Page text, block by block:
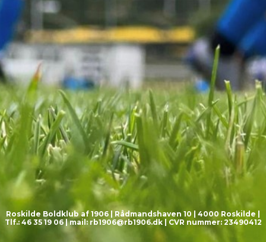
Roskilde Boldklub af 1906 | Rådmandshaven 10 | 4000 Roskilde |
Tlf.: 46 35 19 06 | mail:rb1906@rb1906.dk| CVR nummer: 23490412